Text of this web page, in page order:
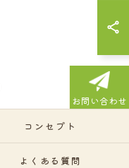
お問い合わせ
コンセプト
よくある質問